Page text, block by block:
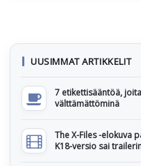
UUSIMMAT ARTIKKELIT
7 etikettisääntöä,
välttämättöminä
The X-Files -elokuva
K18-versio sai